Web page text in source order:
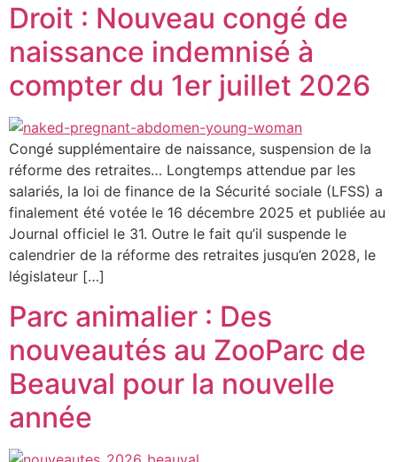
Droit : Nouveau congé de
naissance indemnisé à
compter du 1er juillet 2026
Congé supplémentaire de naissance, suspension de la
réforme des retraites… Longtemps attendue par les
salariés, la loi de finance de la Sécurité sociale (LFSS) a
finalement été votée le 16 décembre 2025 et publiée au
Journal officiel le 31. Outre le fait qu’il suspende le
calendrier de la réforme des retraites jusqu’en 2028, le
législateur […]
Parc animalier : Des
nouveautés au ZooParc de
Beauval pour la nouvelle
année